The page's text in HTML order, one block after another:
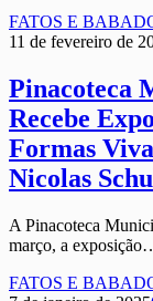
FATOS E
11 de fevereiro de
Pinacoteca
Recebe
Formas
Nicolas
A Pinacoteca
março, a
FATOS E